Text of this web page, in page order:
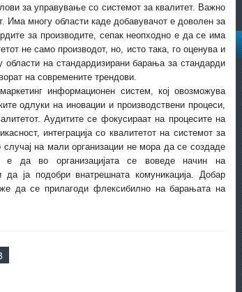
за управување со системот за квалитет. Важно
Има многу области каде добавувачот е доволен за
за производите, сепак неопходно е да се има
не само производот, но, исто така, го оценува и
области на стандардизирани барања за стандарди
на современите трендови.
информационен систем, кој овозможува
одлуки на иновации и производствени процеси,
Аудитите се фокусираат на процесите на
интеграција со квалитетот на системот за
на мали организации не мора да се создаде
е да во организацијата се воведе начин на
ја подобри внатрешната комуникација. Добар
да се прилагоди флексибилно на барањата на